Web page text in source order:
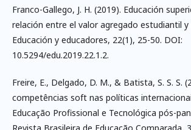
Franco-Gallego, J. H. (2019). Educación
relación entre el valor agregado estudiantil y
Educación y educadores, 22(1), 25-50. DOI:
10.5294/edu.2019.22.1.2.
Freire, E., Delgado, D. M., & Batista, S. S. S.
competências soft nas políticas
Educação Profissional e Tecnológica pós-
Revista Brasileira de Educação Comparada,